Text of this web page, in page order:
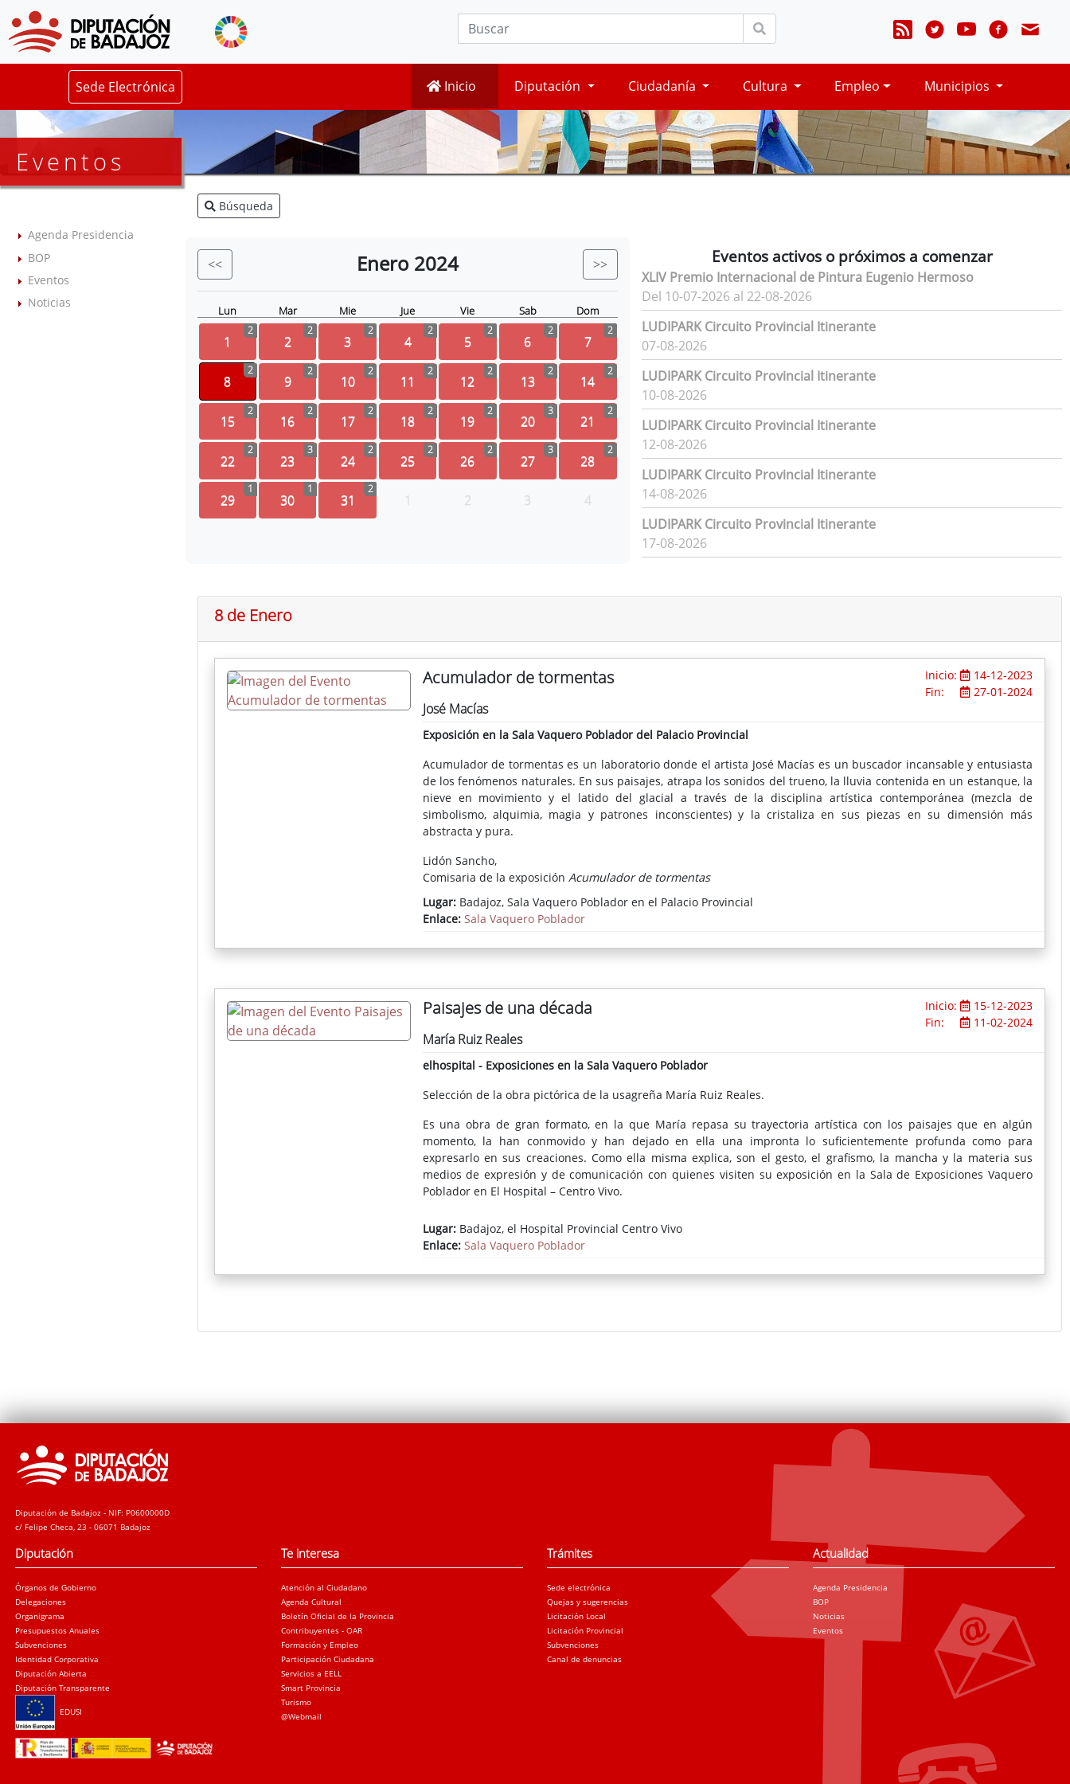
Sede Electrónica Inicio Diputación Ciudadanía Cultura Empleo Municipios
Eventos
Agenda Presidencia
BOP
Eventos
Noticias
Búsqueda
<< Enero 2024 >>
Lun Mar Mie Jue Vie Sab Dom
1
2
2
2
3
2
4
2
5
2
6
2
7
2
8
2
9
2
10
2
11
2
12
2
13
2
14
2
15
2
16
2
17
2
18
2
19
2
20
3
21
2
22
2
23
3
24
2
25
2
26
2
27
3
28
2
29
1
30
1
31
2
1 2 3 4
Eventos activos o próximos a comenzar
XLIV Premio Internacional de Pintura Eugenio Hermoso
Del 10-07-2026 al 22-08-2026
LUDIPARK Circuito Provincial Itinerante
07-08-2026
LUDIPARK Circuito Provincial Itinerante
10-08-2026
LUDIPARK Circuito Provincial Itinerante
12-08-2026
LUDIPARK Circuito Provincial Itinerante
14-08-2026
LUDIPARK Circuito Provincial Itinerante
17-08-2026
8 de Enero
Acumulador de tormentas Inicio:
14-12-2023
Fin:
27-01-2024
José Macías
Exposición en la Sala Vaquero Poblador del Palacio Provincial
Acumulador de tormentas es un laboratorio donde el artista José Macías es un buscador incansable y entusiasta
de los fenómenos naturales. En sus paisajes, atrapa los sonidos del trueno, la lluvia contenida en un estanque, la
nieve en movimiento y el latido del glacial a través de la disciplina artística contemporánea (mezcla de
simbolismo, alquimia, magia y patrones inconscientes) y la cristaliza en sus piezas en su dimensión más
abstracta y pura.
Lidón Sancho,
Comisaria de la exposición Acumulador de tormentas
Lugar:Badajoz, Sala Vaquero Poblador en el Palacio Provincial
Enlace: Sala Vaquero Poblador
Paisajes de una década Inicio:
15-12-2023
Fin:
11-02-2024
María Ruiz Reales
elhospital - Exposiciones en la Sala Vaquero Poblador
Selección de la obra pictórica de la usagreña María Ruiz Reales.
Es una obra de gran formato, en la que María repasa su trayectoria artística con los paisajes que en algún
momento, la han conmovido y han dejado en ella una impronta lo suficientemente profunda como para
expresarlo en sus creaciones. Como ella misma explica, son el gesto, el grafismo, la mancha y la materia sus
medios de expresión y de comunicación con quienes visiten su exposición en la Sala de Exposiciones Vaquero
Poblador en El Hospital – Centro Vivo.
Lugar:Badajoz, el Hospital Provincial Centro Vivo
Enlace: Sala Vaquero Poblador
Diputación de Badajoz - NIF: P0600000D
c/ Felipe Checa, 23 - 06071 Badajoz
Diputación
Órganos de Gobierno
Delegaciones
Organigrama
Presupuestos Anuales
Subvenciones
Identidad Corporativa
Diputación Abierta
Diputación Transparente
EDUSI
Te interesa
Atención al Ciudadano
Agenda Cultural
Boletín Oficial de la Provincia
Contribuyentes - OAR
Formación y Empleo
Participación Ciudadana
Servicios a EELL
Smart Provincia
Turismo
@Webmail
Trámites
Sede electrónica
Quejas y sugerencias
Licitación Local
Licitación Provincial
Subvenciones
Canal de denuncias
Actualidad
Agenda Presidencia
BOP
Noticias
Eventos